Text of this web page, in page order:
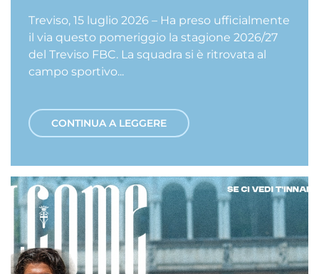
Treviso, 15 luglio 2026 – Ha preso ufficialmente
il via questo pomeriggio la stagione 2026/27
del Treviso FBC. La squadra si è ritrovata al
campo sportivo...
CONTINUA A LEGGERE